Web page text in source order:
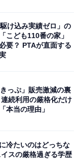
』（NHK総合）
います。高橋さ
り、惹き込まれ
がらも、どこか
。
魅せる、妖艶な
都）、「中性的
ら」（20代女性
うな言葉使い
け込み実績ゼロ」の
こども110番の家」
要？ PTAが直面する
きっぷ」販売激減の裏
続利用の厳格化だけ
本当の理由」
に冷たいのはどっちな
スの厳格過ぎる学歴